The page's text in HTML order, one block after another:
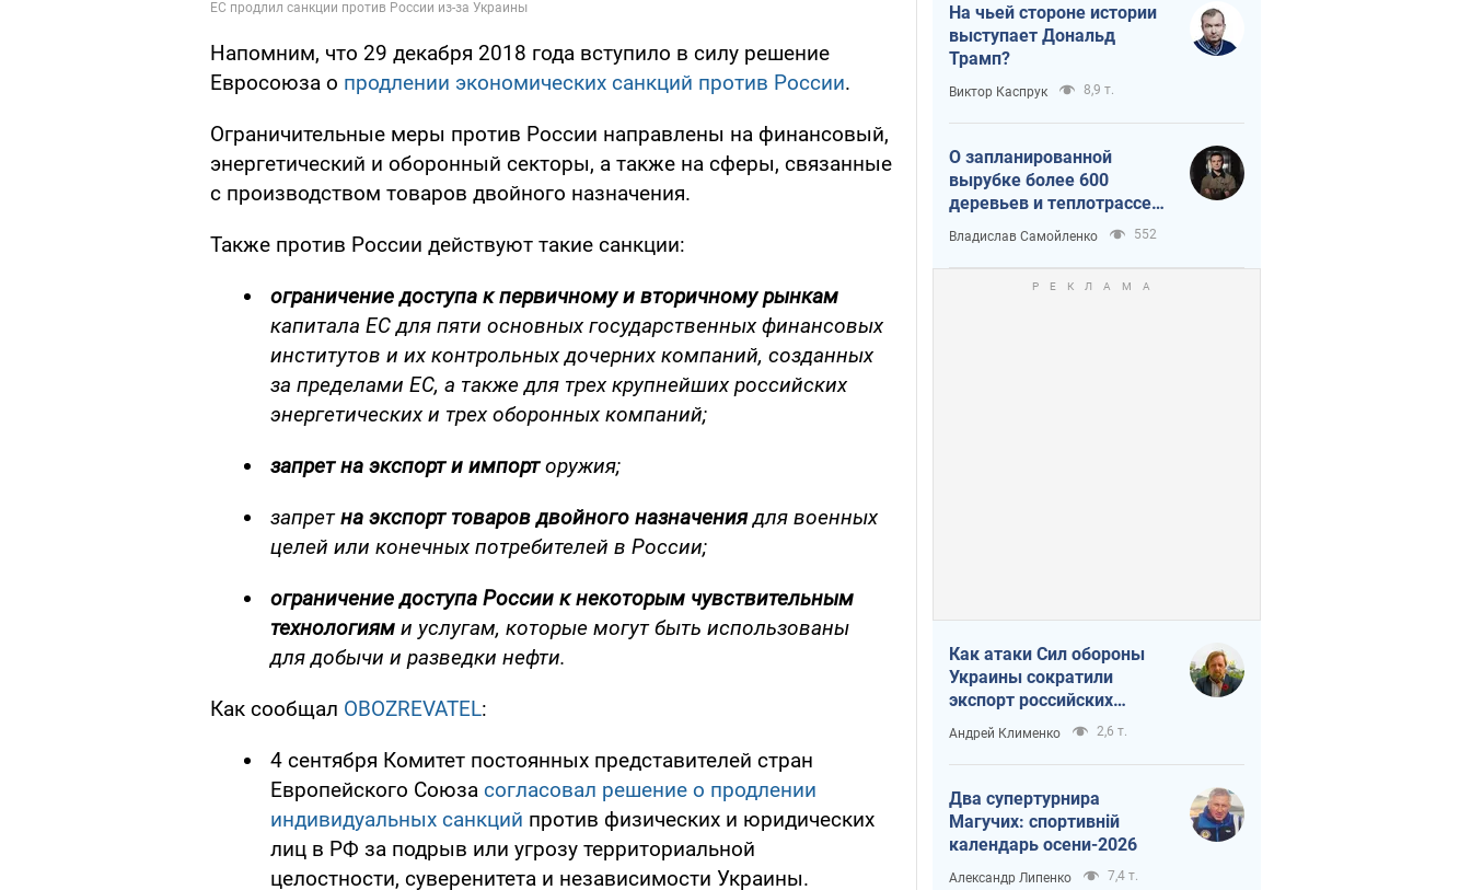
Напомним, что 29 декабря 2018 года вступило в силу решение
Евросоюза о продлении экономических санкций против России.
Ограничительные меры против России направлены на финансовый,
энергетический и оборонный секторы, а также на сферы, связанные
с производством товаров двойного назначения.
Также против России действуют такие санкции:
ограничение доступа к первичному и вторичному рынкам
капитала ЕС для пяти основных государственных финансовых
институтов и их контрольных дочерних компаний, созданных
за пределами ЕС, а также для трех крупнейших российских
энергетических и трех оборонных компаний;
запрет на экспорт и импорторужия;
запретна экспорт товаров двойного назначениядля военных
целей или конечных потребителей в России;
ограничение доступа России к некоторым чувствительным
технологиям и услугам, которые могут быть использованы
для добычи и разведки нефти.
Как сообщал OBOZREVATEL:
4 сентября Комитет постоянных представителей стран
Европейского Союза согласовал решение о продлении
индивидуальных санкций против физических и юридических
лиц в РФ за подрыв или угрозу территориальной
целостности, суверенитета и независимости Украины.
На чьей стороне истории
выступает Дональд
Трамп?
Виктор Каспрук 8,9 т.
О запланированной
вырубке более 600
деревьев и теплотрассе:
что происходит на
Теремках в Киеве
Владислав Самойленко 552
Как атаки Сил обороны
Украины сократили
экспорт российских
нефтепродуктов
Андрей Клименко 2,6 т.
Два супертурнира
Магучих: спортивній
календарь осени-2026
Александр Липенко 7,4 т.